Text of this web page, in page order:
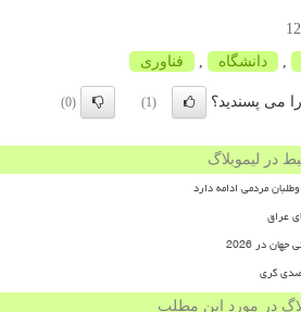
دانشگاه فناوری
می پسندید؟ (1)
(0)
در لیموبلاگ
مردمی ادامه دارد
عراق
در 2026
گری
در مورد این مطلب